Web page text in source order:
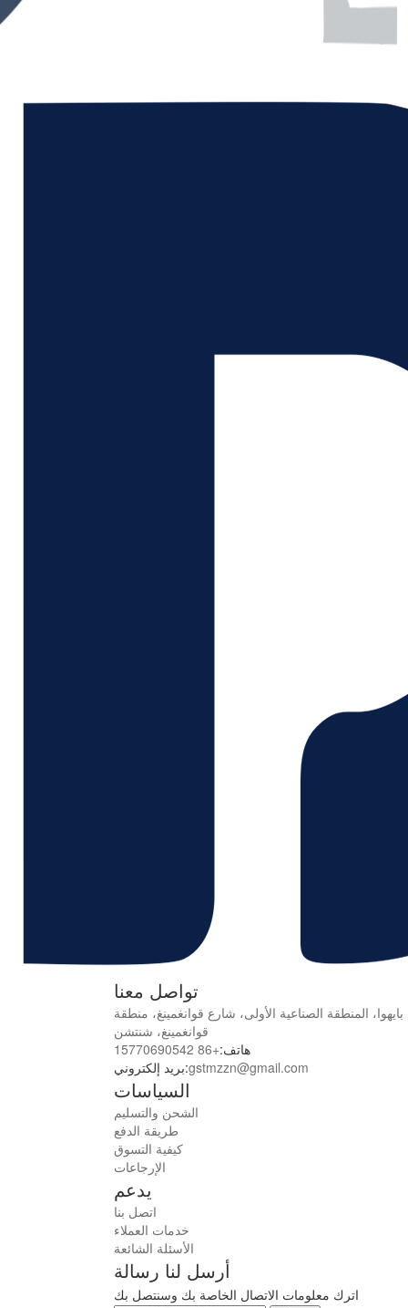
تواصل معنا
المنطقة الصناعية الأولى، شارع قوانغمينغ، منطقة
قوانغمينغ، شنتشن
هاتف:+86 15770690542
بريد إلكتروني:gstmzzn@gmail.com
السياسات
الشحن والتسليم
طريقة الدفع
كيفية التسوق
الإرجاعات
يدعم
اتصل بنا
خدمات العملاء
الأسئلة الشائعة
أرسل لنا رسالة
اترك معلومات الاتصال الخاصة بك وسنتصل بك